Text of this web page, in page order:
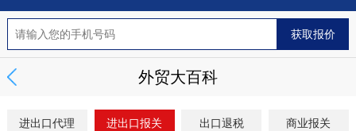
外贸大百科
进出口代理 进出口报关 出口退税 商业报关